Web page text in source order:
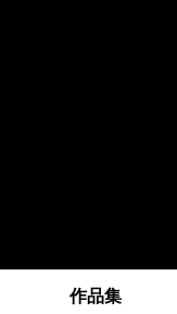
作品集